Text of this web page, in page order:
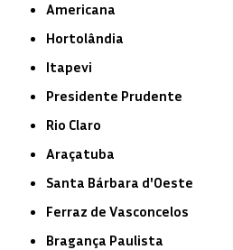
Americana
Hortolândia
Itapevi
Presidente Prudente
Rio Claro
Araçatuba
Santa Bárbara d'Oeste
Ferraz de Vasconcelos
Bragança Paulista